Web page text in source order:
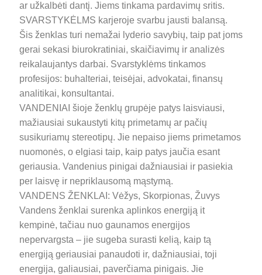
ar užkalbėti dantį. Jiems tinkama pardavimų sritis.
SVARSTYKĖLMS karjeroje svarbu jausti balansą.
Šis ženklas turi nemažai lyderio savybių, taip pat joms
gerai sekasi biurokratiniai, skaičiavimų ir analizės
reikalaujantys darbai. Svarstyklėms tinkamos
profesijos: buhalteriai, teisėjai, advokatai, finansų
analitikai, konsultantai.
VANDENIAI šioje ženklų grupėje patys laisviausi,
mažiausiai sukaustyti kitų primetamų ar pačių
susikuriamų stereotipų. Jie nepaiso jiems primetamos
nuomonės, o elgiasi taip, kaip patys jaučia esant
geriausia. Vandenius pinigai dažniausiai ir pasiekia
per laisvę ir nepriklausomą mąstymą.
VANDENS ŽENKLAI: Vėžys, Skorpionas, Žuvys
Vandens ženklai surenka aplinkos energiją it
kempinė, tačiau nuo gaunamos energijos
nepervargsta – jie sugeba surasti kelią, kaip tą
energiją geriausiai panaudoti ir, dažniausiai, toji
energija, galiausiai, paverčiama pinigais. Jie